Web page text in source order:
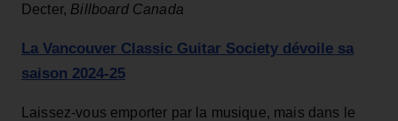
Decter, Billboard Canada
La Vancouver Classic Guitar Society dévoile sa
saison 2024-25
Laissez-vous emporter par la musique, mais dans le